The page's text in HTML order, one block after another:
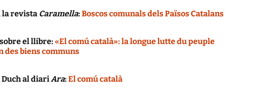
la revista Caramella: Boscos comunals dels Països Catalans
el llibre: «El comú català»: la longue lutte du peuple
des biens communs
al diariAra: El comú català